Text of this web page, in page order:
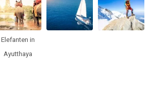
Elefanten in
Ayutthaya